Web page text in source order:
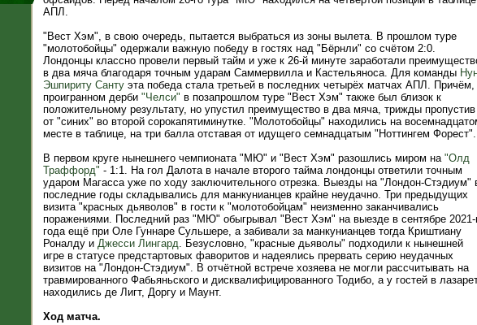
АПЛ.
"Вест Хэм", в свою очередь, пытается выбраться из зоны вылета. В прошлом туре
"молотобойцы" одержали важную победу в гостях над "Бёрнли" со счётом 2:0.
Лондонцы классно провели первый тайм и уже к 26-й минуте заработали
в два мяча благодаря точным ударам Саммервилла и Кастельяноса. Для команды
Эшпириту Сантуэта победа стала третьей в последних четырёх матчах АПЛ. Причём,
проигранном дерби "Челси" в позапрошлом туре "Вест Хэм" также был близок к
положительному результату, но упустил преимущество в два мяча, трижды пропустив
от "синих" во второй сорокапятиминутке. "Молотобойцы" находились на
месте в таблице, на три балла отставая от идущего семнадцатым "Ноттингем Форест".
В первом круге нынешнего чемпионата "МЮ" и "Вест Хэм" разошлись миром на "Олд
Траффорд" - 1:1. На гол Далота в начале второго тайма лондонцы ответили точным
ударом Магасса уже по ходу заключительного отрезка. Выезды на "Лондон-Стэдиум"
последние годы складывались для манкунианцев крайне неудачно. Три предыдущих
визита "красных дьяволов" в гости к "молотобойцам" неизменно заканчивались
поражениями. Последний раз "МЮ" обыгрывал "Вест Хэм" на выезде в сентябре 2021-
года ещё при Оле Гуннаре Сульшере, а забивали за манкунианцев тогда Криштиану
Роналду и Джесси Лингард. Безусловно, "красные дьяволы" подходили к нынешней
игре в статусе предстартовых фаворитов и надеялись прервать серию неудачных
визитов на "Лондон-Стэдиум". В отчётной встрече хозяева не могли рассчитывать на
травмированного Фабьяньского и дисквалифицированного Тодибо, а у гостей в
находились де Лигт, Доргу и Маунт.
Ход матча.